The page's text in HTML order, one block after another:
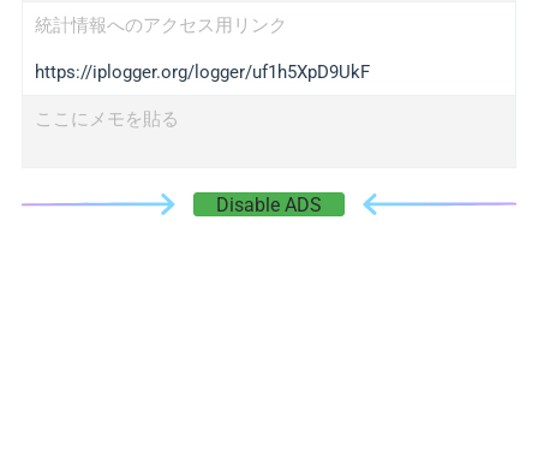
統計情報へのアクセス用リンク
https://iplogger.org/logger/uf1h5XpD9UkF
ここにメモを貼る
Disable ADS